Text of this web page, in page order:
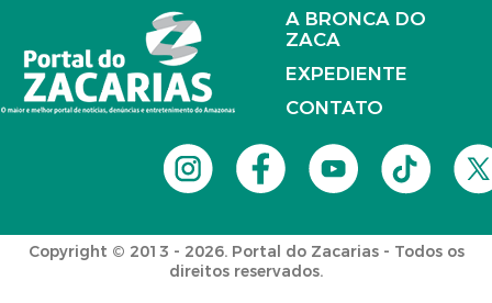
A BRONCA DO
ZACA
EXPEDIENTE
CONTATO
Copyright © 2013 - 2026. Portal do Zacarias - Todos os
direitos reservados.